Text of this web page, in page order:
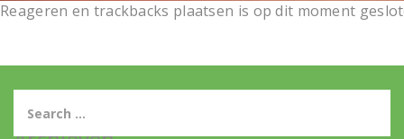
Reageren en trackbacks plaatsen is op dit moment